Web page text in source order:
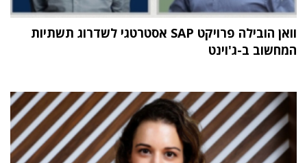
וואן הובילה פרויקט SAP אסטרטגי לשדרוג תשתיות
המחשוב ב-ג'וינט